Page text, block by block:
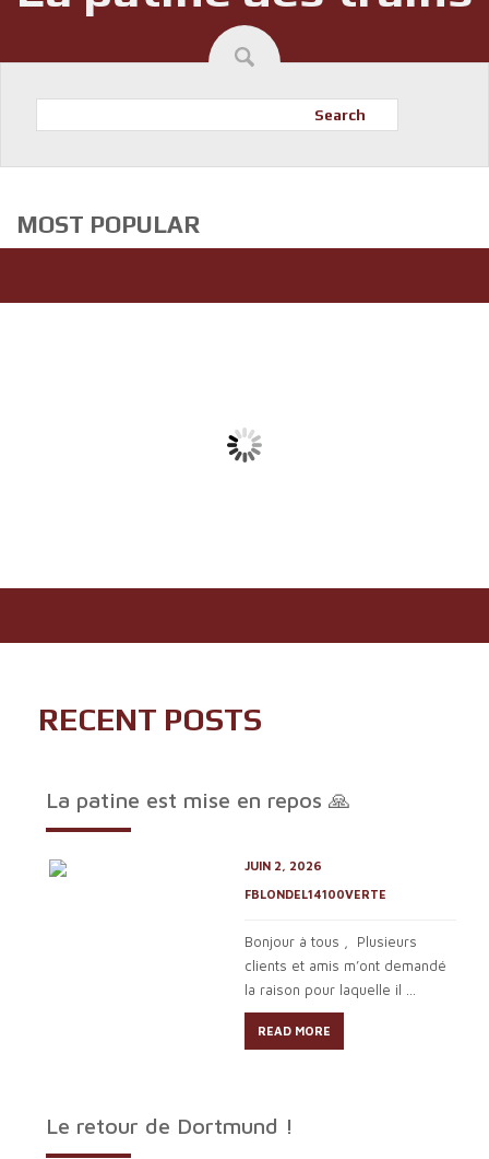
Search
MOST POPULAR
RECENT POSTS
La patine est mise en repos 🙏
JUIN 2, 2026
FBLONDEL14100VERTE
Bonjour à tous , Plusieurs
clients et amis m’ont demandé
la raison pour laquelle il ...
READ MORE
Le retour de Dortmund !